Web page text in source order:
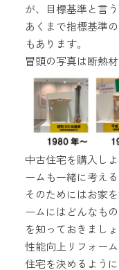
が、目標基準と言
あくまで指標基準
もあります。
冒頭の写真は断熱
中古住宅を購入し
ームも一緒に考え
そのためにはお家
ームにはどんなも
を知っておきましょ
性能向上リフォー
住宅を決めるように